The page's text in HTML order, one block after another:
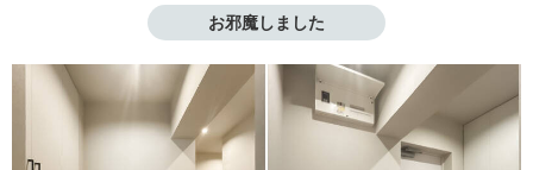
お邪魔しました